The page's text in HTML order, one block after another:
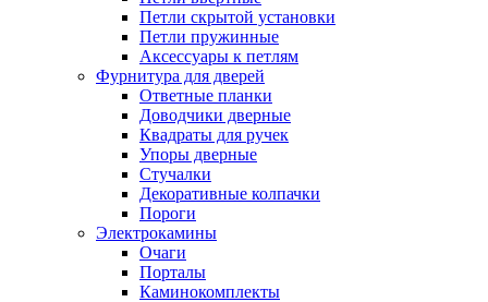
Петли скрытой установки
Петли пружинные
Аксессуары к петлям
Фурнитура для дверей
Ответные планки
Доводчики дверные
Квадраты для ручек
Упоры дверные
Стучалки
Декоративные колпачки
Пороги
Электрокамины
Очаги
Порталы
Каминокомплекты